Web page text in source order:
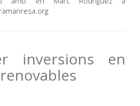
inversions en